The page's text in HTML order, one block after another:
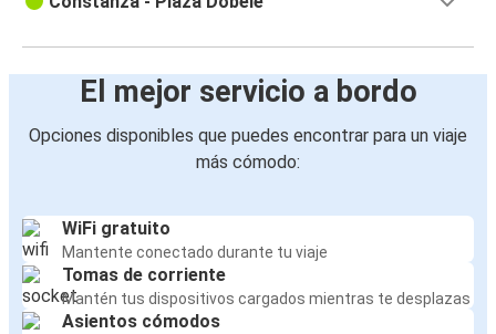
El mejor servicio a bordo
Opciones disponibles que puedes encontrar para un viaje
más cómodo:
WiFi gratuito
Mantente conectado durante tu viaje
Tomas de corriente
Mantén tus dispositivos cargados mientras te desplazas
Asientos cómodos